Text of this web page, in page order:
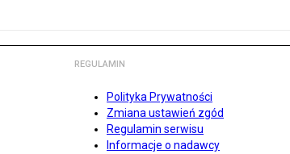
REGULAMIN
Polityka Prywatności
Zmiana ustawień zgód
Regulamin serwisu
Informacje o nadawcy